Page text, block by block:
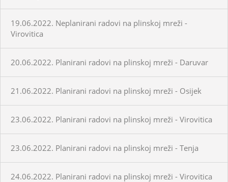
19.06.2022. Neplanirani radovi na plinskoj mreži -
Virovitica
20.06.2022. Planirani radovi na plinskoj mreži - Daruvar
21.06.2022. Planirani radovi na plinskoj mreži - Osijek
23.06.2022. Planirani radovi na plinskoj mreži - Virovitica
23.06.2022. Planirani radovi na plinskoj mreži - Tenja
24.06.2022. Planirani radovi na plinskoj mreži - Virovitica